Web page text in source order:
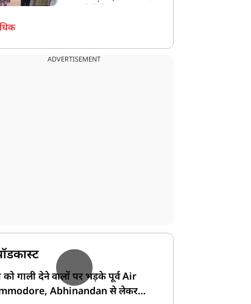
ADVERTISEMENT
को गाली देने वालों पर भड़के पूर्व Air
Abhinandan से लेकर